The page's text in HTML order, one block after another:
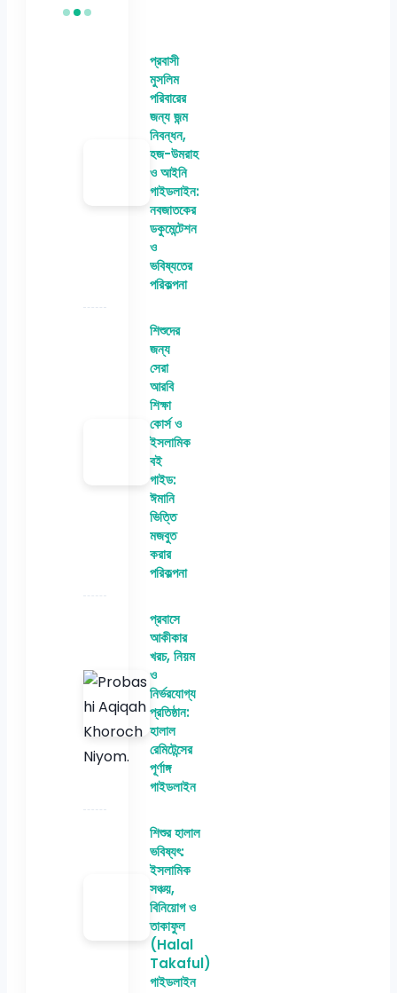
প্রবাসী
মুসলিম
পরিবারের
জন্য জন্ম
নিবন্ধন,
হজ-উমরাহ
ও আইনি
গাইডলাইন:
নবজাতকের
ডকুমেন্টেশন
ও
ভবিষ্যতের
পরিকল্পনা
শিশুদের
জন্য
সেরা
আরবি
শিক্ষা
কোর্স ও
ইসলামিক
বই
গাইড:
ঈমানি
ভিত্তি
মজবুত
করার
পরিকল্পনা
প্রবাসে
আকীকার
খরচ, নিয়ম
ও
নির্ভরযোগ্য
প্রতিষ্ঠান:
হালাল
রেমিটেন্সের
পূর্ণাঙ্গ
গাইডলাইন
শিশুর হালাল
ভবিষ্যৎ:
ইসলামিক
সঞ্চয়,
বিনিয়োগ ও
তাকাফুল
(Halal
Takaful)
গাইডলাইন